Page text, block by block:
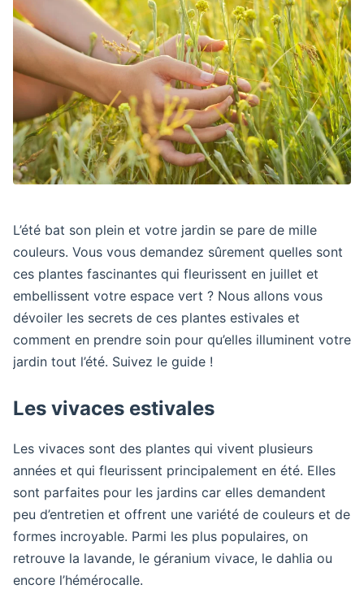
L’été bat son plein et votre jardin se pare de mille
couleurs. Vous vous demandez sûrement quelles sont
ces plantes fascinantes qui fleurissent en juillet et
embellissent votre espace vert ? Nous allons vous
dévoiler les secrets de ces plantes estivales et
comment en prendre soin pour qu’elles illuminent votre
jardin tout l’été. Suivez le guide !
Les vivaces estivales
Les vivaces sont des plantes qui vivent plusieurs
années et qui fleurissent principalement en été. Elles
sont parfaites pour les jardins car elles demandent
peu d’entretien et offrent une variété de couleurs et de
formes incroyable. Parmi les plus populaires, on
retrouve la lavande, le géranium vivace, le dahlia ou
encore l’hémérocalle.